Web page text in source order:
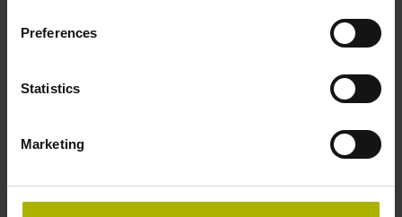
Preferences
Statistics
Marketing
种加工功能，即坐标磨削，可磨削不同的轮廓。铣削、
车削和磨削，完整加工工件，为用户提供更多获益，特
技术。可在一次装夹中将工件加工到极高表面质量，
TNC 640数控系统提供简单易用的标准循环，可在机床
了操作，为不同加工技术提供更有效的刀具管理功能，